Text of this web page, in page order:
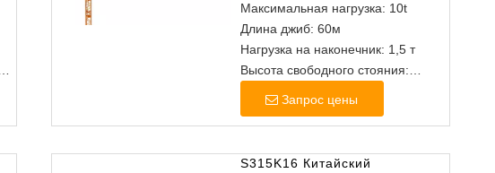
Максимальная нагрузка: 10t
Длина джиб: 60м
Нагрузка на наконечник: 1,5 т
Высота свободного стояния:
Запрос цены
S315K16 Китайский